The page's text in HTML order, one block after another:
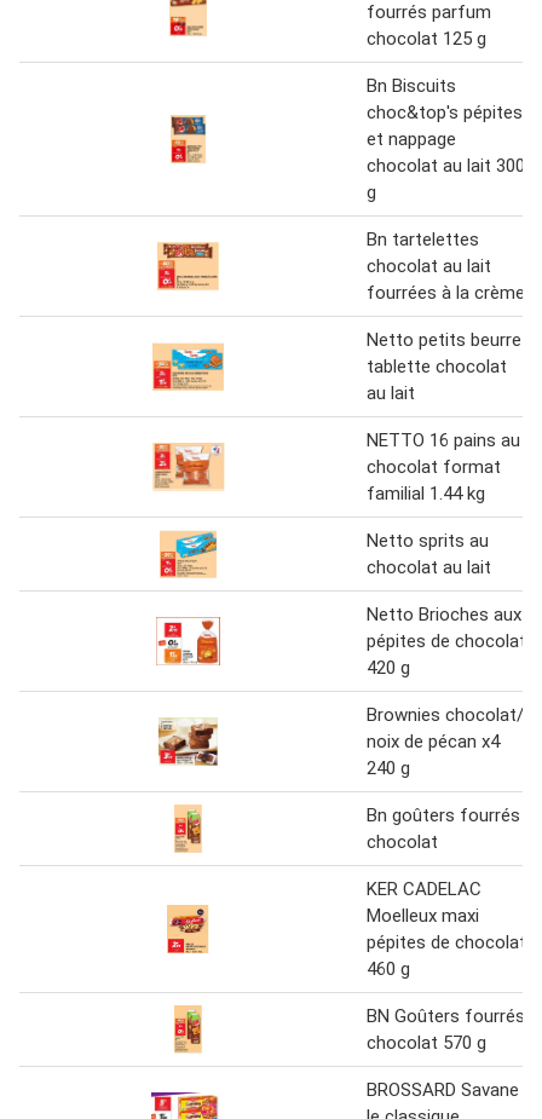
fourrés parfum
chocolat 125 g
Bn Biscuits
choc&top's pépites
et nappage
chocolat au lait 300
g
Bn tartelettes
chocolat au lait
fourrées à la crème
Netto petits beurre
tablette chocolat
au lait
NETTO 16 pains au
chocolat format
familial 1.44 kg
Netto sprits au
chocolat au lait
Netto Brioches aux
pépites de chocolat
420 g
Brownies chocolat/
noix de pécan x4
240 g
Bn goûters fourrés
chocolat
KER CADELAC
Moelleux maxi
pépites de chocolat
460 g
BN Goûters fourrés
chocolat 570 g
BROSSARD Savane